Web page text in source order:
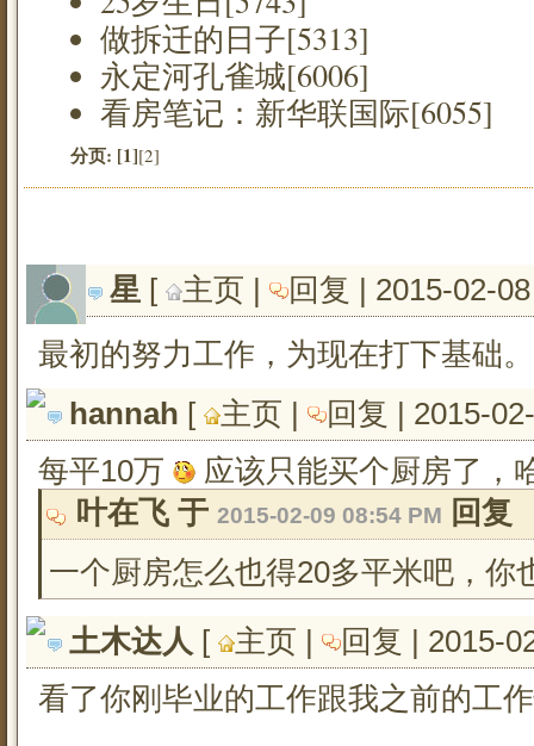
做拆迁的日子[5313]
永定河孔雀城[6006]
看房笔记：新华联国际[6055]
分页: [1][2]
星 [ 主页 | 回复 | 2015-02-
最初的努力工作，为现在打下基础。
hannah [ 主页 | 回复 | 2015-
每平10万
应该只能买个厨房了，
叶在飞 于 2015-02-09 08:54 PM
回复
一个厨房怎么也得20多平米吧，你
土木达人 [ 主页 | 回复 | 2015-
看了你刚毕业的工作跟我之前的工